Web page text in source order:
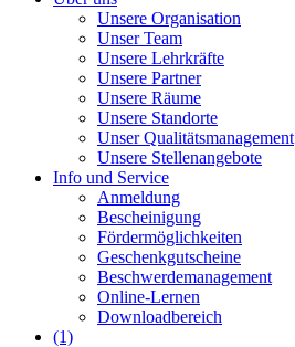
Unsere Organisation
Unser Team
Unsere Lehrkräfte
Unsere Partner
Unsere Räume
Unsere Standorte
Unser Qualitätsmanagement
Unsere Stellenangebote
Info und Service
Anmeldung
Bescheinigung
Fördermöglichkeiten
Geschenkgutscheine
Beschwerdemanagement
Online-Lernen
Downloadbereich
(1)